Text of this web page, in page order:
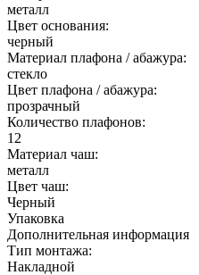
металл
Цвет основания:
черный
Материал плафона / абажура:
стекло
Цвет плафона / абажура:
прозрачный
Количество плафонов:
12
Материал чаш:
металл
Цвет чаш:
Черный
Упаковка
Дополнительная информация
Тип монтажа:
Накладной